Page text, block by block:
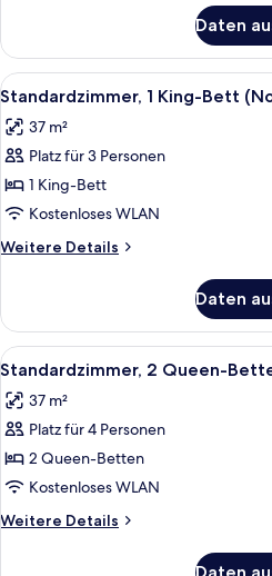
1
Queen-
Bett
Elevator)
Daten
Alle
Fotos
für
Standardzimmer,
1 King-
Bett
(No
Elevator)
7
Standardzimmer, 1 King-Bett
37 m²
Platz für 3 Personen
1 King-Bett
Kostenloses WLAN
Weitere Details
Weitere
1 King-
Bett
(No
Daten
Alle
Fotos
für
Standardzimmer,
2 Queen-
Betten,
Erdgeschoss
anzeigen
6
Standardzimmer, 2 Queen-
37 m²
Platz für 4 Personen
2 Queen-Betten
Kostenloses WLAN
Weitere Details
Weitere